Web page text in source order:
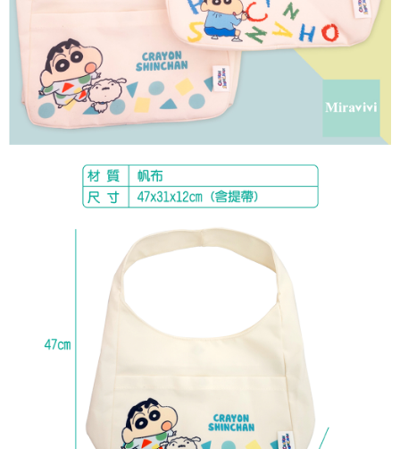
權轉讓予恩沛科技股份有限公司。
２．關於個人資料處理事宜，請瀏覽以下網址：
https://aftee.tw/terms/#terms3
３．未成年的使用者請事先徵得法定代理人或監護人之同意方可使用
「AFTEE先享後付」，若未經同意申辦者引起之損失，本公司不負相關責
任。
４．使用「AFTEE先享後付」時，將依據個別帳號之用戶狀況，依本公司即
時審查核予不同之上限額度；若仍有額度不足之情形，本公司將視審查結果
恩沛科技股份有限公司將有權停止該用戶之使用額度並採取法律行動。
海外宅配 查看運費